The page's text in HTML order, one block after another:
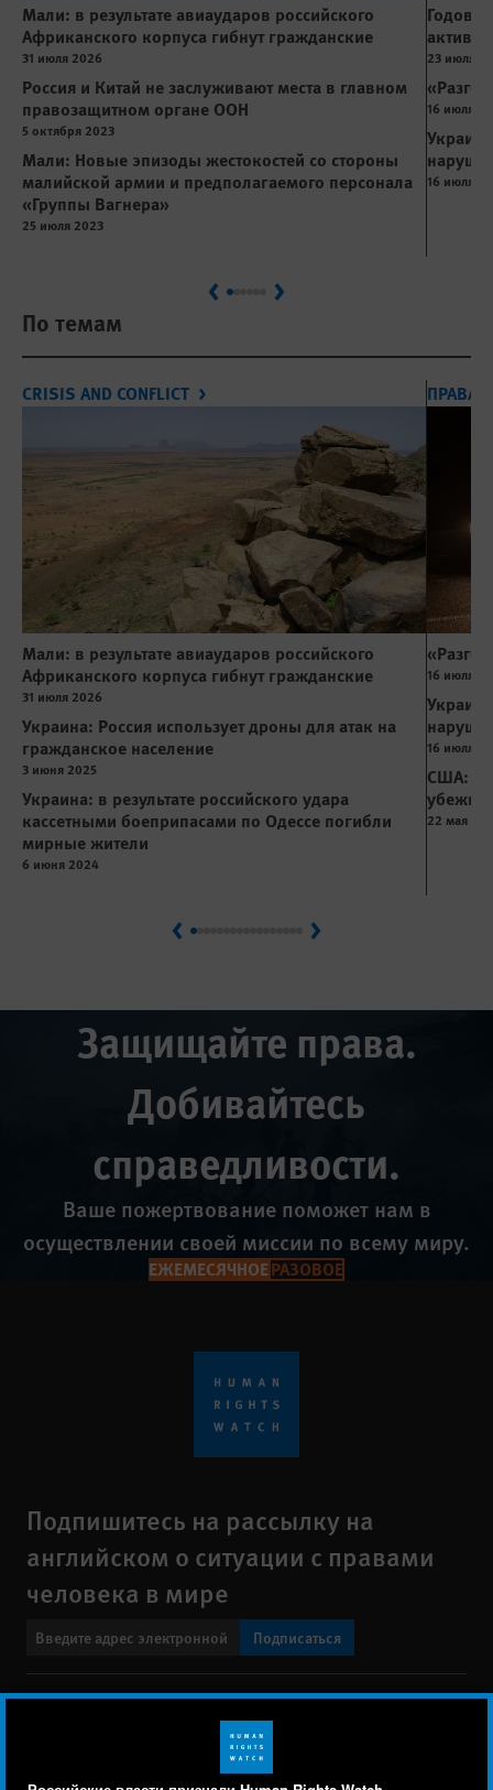
Мали: в результате авиаударов российского
Африканского корпуса гибнут гражданские
31 июля 2026
Россия и Китай не заслуживают места в главном
правозащитном органе ООН
5 октября 2023
Мали: Новые эпизоды жестокостей со стороны
малийской армии и предполагаемого персонала
«Группы Вагнера»
25 июля 2023
23 июля
16 июля
16 июля
PreviousNext
По темам
CRISIS AND CONFLICT
Мали: в результате авиаударов российского
Африканского корпуса гибнут гражданские
31 июля 2026
Украина: Россия использует дроны для атак на
гражданское население
3 июня 2025
Украина: в результате российского удара
кассетными боеприпасами по Одессе погибли
мирные жители
6 июня 2024
ПРАВА
16 июля
16 июля
США:
22 мая
Previous Next
Защищайте права.
Добивайтесь
справедливости.
Ваше пожертвование поможет нам в
осуществлении своей миссии по всему миру.
ЕЖЕМЕСЯЧНОЕРАЗОВОЕ
Подпишитесь на рассылку на
английском о ситуации с правами
человека в мире
Подписаться
Свяжитесь с нами
Заявление о политике конфиденциальности Карта сайта